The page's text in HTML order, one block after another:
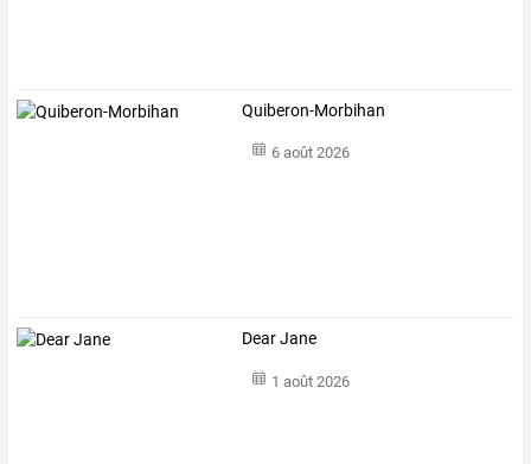
Quiberon-Morbihan
6 août 2026
Dear Jane
1 août 2026